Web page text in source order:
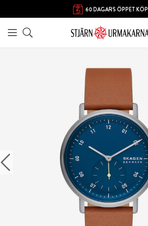
60 DAGARS ÖPPET KÖP
FRI FRAKT ÖVER 1000 KR